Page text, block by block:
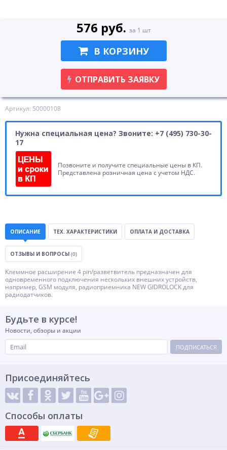
Артикул: 50000108
Нужна специальная цена? Звоните: +7 (495) 730-30-
17
Позвоните и получите специальные цены в КП.
Представлена розничная цена с учетом НДС.
576 руб. за 1 шт
В КОРЗИНУ
ОТПРАВИТЬ ЗАЯВКУ
ОПИСАНИЕ ТЕХ. ХАРАКТЕРИСТИКИ ОПЛАТА И ДОСТАВКА
ОТЗЫВЫ И ВОПРОСЫ (0)
Клеммное расширение 4 pin/разветвитель предназначен для
одновременного подключения нескольких внешних устройств,
например, GSM модуля, радиоприемника NEW GIDROLOCK для
радиодатчиков.
Будьте в курсе!
Новости, обзоры и акции
ПОДПИСАТЬСЯ
Присоединяйтесь
Способы оплаты